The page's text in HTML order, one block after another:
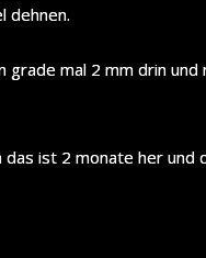
dehnen.
grade mal 2 mm drin
ist 2 monate her